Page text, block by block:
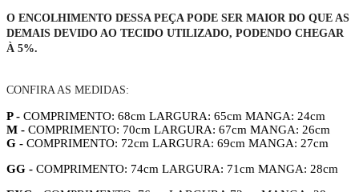
O ENCOLHIMENTO DESSA PEÇA PODE SER MAIOR DO QUE AS
DEMAIS DEVIDO AO TECIDO UTILIZADO, PODENDO CHEGAR
À 5%.
CONFIRA AS MEDIDAS:
P - COMPRIMENTO: 68cm LARGURA: 65cm MANGA: 24cm
M - COMPRIMENTO: 70cm LARGURA: 67cm MANGA: 26cm
G - COMPRIMENTO: 72cm LARGURA: 69cm MANGA: 27cm
GG - COMPRIMENTO: 74cm LARGURA: 71cm MANGA: 28cm